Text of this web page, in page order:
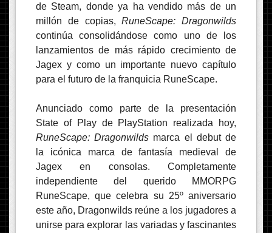
de Steam, donde ya ha vendido más de un
millón de copias,RuneScape: Dragonwilds
continúa consolidándose como uno de los
lanzamientos de más rápido crecimiento de
Jagex y como un importante nuevo capítulo
para el futuro de la franquicia RuneScape.
Anunciado como parte de la presentación
State of Play de PlayStation realizada hoy,
RuneScape: Dragonwilds marca el debut de
la icónica marca de fantasía medieval de
Jagex en consolas. Completamente
independiente del querido MMORPG
RuneScape, que celebra su 25º aniversario
este año, Dragonwilds reúne a los jugadores a
unirse para explorar las variadas y fascinantes